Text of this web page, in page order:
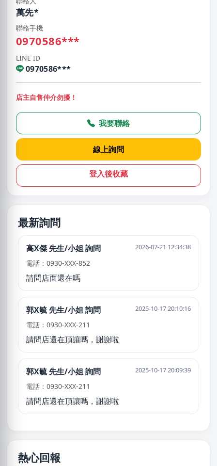
萬先*
聯絡手機
0970586***
LINE ID
0970586***
店主自售仲介勿擾！
我要聯絡
線上詢問
登入後收藏
最新詢問
高X傑 先生/小姐 詢問 2026-07-21 12:34:38
電話：0930-XXX-852
請問店面還在嗎
郭X毓 先生/小姐 詢問 2025-10-17 20:10:16
電話：0930-XXX-211
請問店還在頂讓嗎，謝謝啦
郭X毓 先生/小姐 詢問 2025-10-17 20:09:39
電話：0930-XXX-211
請問店還在頂讓嗎，謝謝啦
熱心回報